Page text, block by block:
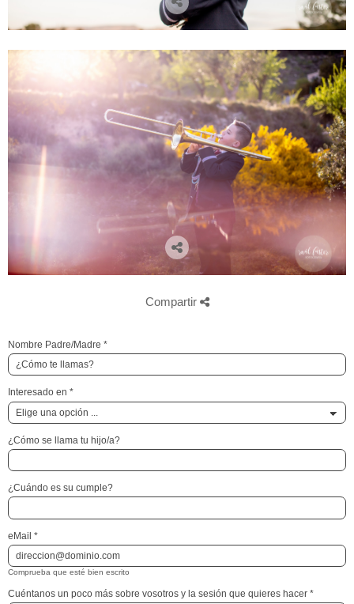
Compartir
Nombre Padre/Madre *
Interesado en *
¿Cómo se llama tu hijo/a?
¿Cuándo es su cumple?
eMail *
Comprueba que esté bien escrito
Cuéntanos un poco más sobre vosotros y la sesión que quieres hacer *